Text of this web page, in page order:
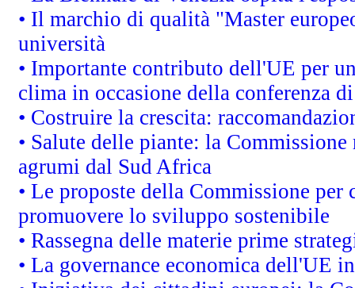
• Il marchio di qualità "Master
università
• Importante contributo dell'UE per
clima in occasione della conferenza
• Costruire la crescita:
• Salute delle piante: la
agrumi dal Sud Africa
• Le proposte della Commissione
promuovere lo sviluppo sostenibile
• Rassegna delle materie prime
• La governance economica dell'UE